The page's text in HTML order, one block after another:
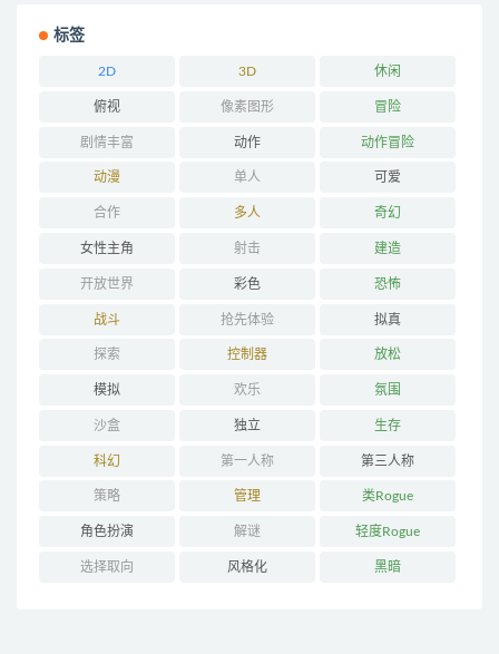
标签
2D 3D 休闲
俯视 像素图形 冒险
剧情丰富 动作 动作冒险
动漫 单人 可爱
合作 多人 奇幻
女性主角 射击 建造
开放世界 彩色 恐怖
战斗 抢先体验 拟真
探索 控制器 放松
模拟 欢乐 氛围
沙盒 独立 生存
科幻 第一人称 第三人称
策略 管理 类Rogue
角色扮演 解谜 轻度Rogue
选择取向 风格化 黑暗